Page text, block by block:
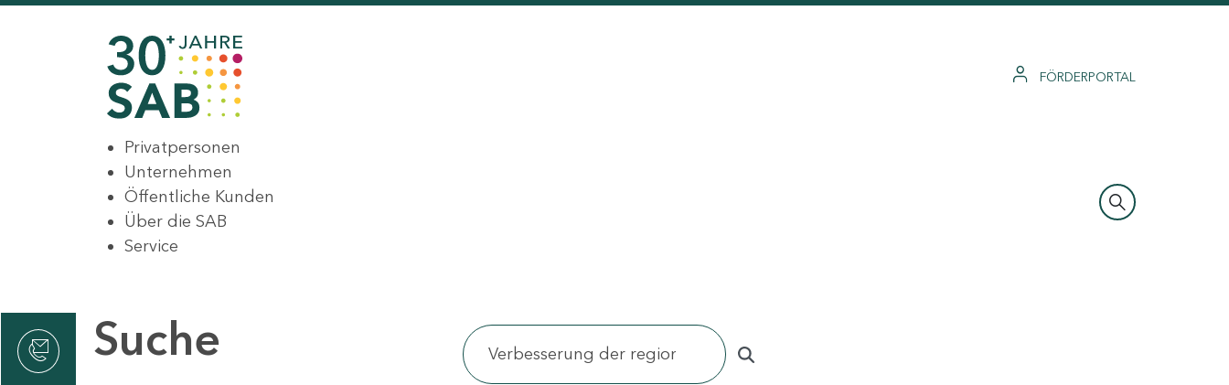
FÖRDERPORTAL
Privatpersonen
Unternehmen
Öffentliche Kunden
Über die SAB
Service
Suche